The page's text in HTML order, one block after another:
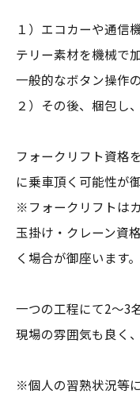
１）エコカーや通信
テリー素材を機械で
一般的なボタン操作
２）その後、梱包し
フォークリフト資格
に乗車頂く可能性が
※フォークリフトは
玉掛け・クレーン資
く場合が御座います。
一つの工程にて2～3
現場の雰囲気も良く
※個人の習熟状況等